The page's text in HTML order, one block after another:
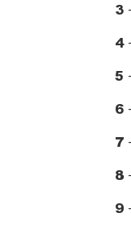
3
4
5
6
7
8
9